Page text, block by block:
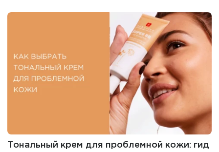
Тональный крем для проблемной кожи: гид